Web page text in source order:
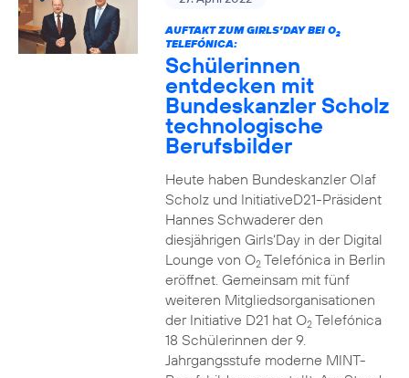
AUFTAKT ZUM GIRLS’DAY BEI O2
TELEFÓNICA:
Schülerinnen
entdecken mit
Bundeskanzler Scholz
technologische
Berufsbilder
Heute haben Bundeskanzler Olaf
Scholz und InitiativeD21-Präsident
Hannes Schwaderer den
diesjährigen Girls‘Day in der Digital
Lounge von O2Telefónica in Berlin
eröffnet. Gemeinsam mit fünf
weiteren Mitgliedsorganisationen
der Initiative D21 hat O2Telefónica
18 Schülerinnen der 9.
Jahrgangsstufe moderne MINT-